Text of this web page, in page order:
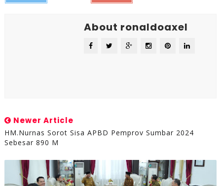
About ronaldoaxel
Newer Article
HM.Nurnas Sorot Sisa APBD Pemprov Sumbar 2024
Sebesar 890 M